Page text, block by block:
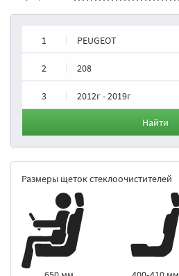
1 PEUGEOT
2 208
3 2012г - 2019г
Найти
Размеры щеток стеклоочистителей